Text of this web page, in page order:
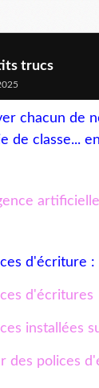
trucs
chacun de
de classe...
artificielle
d'écriture :
d'écritures
installées
des polices